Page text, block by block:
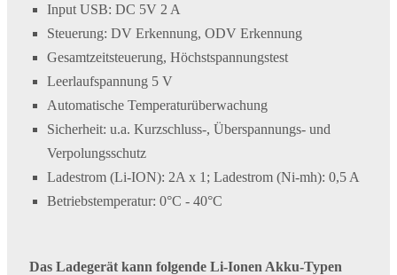
Input USB: DC 5V 2 A
Steuerung: DV Erkennung, ODV Erkennung
Gesamtzeitsteuerung, Höchstspannungstest
Leerlaufspannung 5 V
Automatische Temperaturüberwachung
Sicherheit: u.a. Kurzschluss-, Überspannungs- und
Verpolungsschutz
Ladestrom (Li-ION): 2A x 1; Ladestrom (Ni-mh): 0,5 A
Betriebstemperatur: 0°C - 40°C
Das Ladegerät kann folgende Li-Ionen Akku-Typen